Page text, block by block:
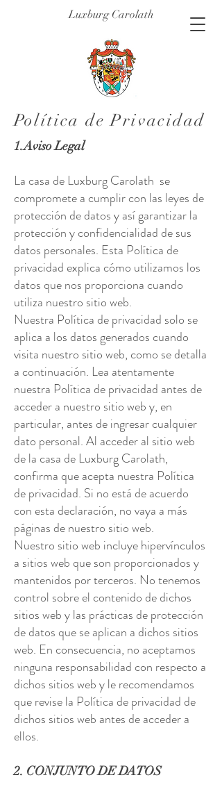
Luxburg Carolath
Política de Privacidad
1.Aviso Legal
La casa de Luxburg Carolath se
compromete a cumplir con las leyes de
protección de datos y así garantizar la
protección y confidencialidad de sus
datos personales. Esta Política de
privacidad explica cómo utilizamos los
datos que nos proporciona cuando
utiliza nuestro sitio web.
Nuestra Política de privacidad solo se
aplica a los datos generados cuando
visita nuestro sitio web, como se detalla
a continuación. Lea atentamente
nuestra Política de privacidad antes de
acceder a nuestro sitio web y, en
particular, antes de ingresar cualquier
dato personal. Al acceder al sitio web
de la casa de Luxburg Carolath,
confirma que acepta nuestra Política
de privacidad. Si no está de acuerdo
con esta declaración, no vaya a más
páginas de nuestro sitio web.
Nuestro sitio web incluye hipervínculos
a sitios web que son proporcionados y
mantenidos por terceros. No tenemos
control sobre el contenido de dichos
sitios web y las prácticas de protección
de datos que se aplican a dichos sitios
web. En consecuencia, no aceptamos
ninguna responsabilidad con respecto a
dichos sitios web y le recomendamos
que revise la Política de privacidad de
dichos sitios web antes de acceder a
ellos.
2. CONJUNTO DE DATOS